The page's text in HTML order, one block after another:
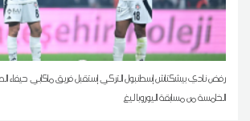
رفض نادي بيشكتاش إسطنبول التركي إستقبل فريق ماكابي حيفاء
الخامسة من مسابقة اليوروبا ليغ